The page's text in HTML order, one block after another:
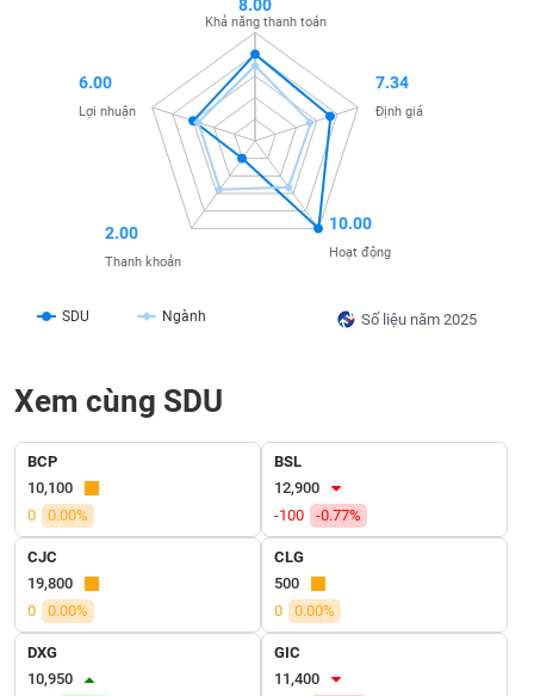
Số liệu năm 2025
SDU Ngành
8.00
Khả năng thanh toán
7.34
Định giá
10.00
Hoạt động
2.00
Thanh khoản
6.00
Lợi nhuận
Xem cùng SDU
BCP
10,100
0
0.00%
BSL
12,900
-100
-0.77%
CJC
19,800
0
0.00%
CLG
500
0
0.00%
DXG
10,950
GIC
11,400
CÔNG
TIN
DỊCH
VỤ
TRUYỀN
THÔNG